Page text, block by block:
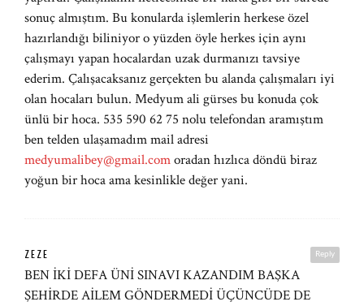
sonuç almıştım. Bu konularda işlemlerin herkese özel
hazırlandığı biliniyor o yüzden öyle herkes için aynı
çalışmayı yapan hocalardan uzak durmanızı tavsiye
ederim. Çalışacaksanız gerçekten bu alanda çalışmaları iyi
olan hocaları bulun. Medyum ali gürses bu konuda çok
ünlü bir hoca. 535 590 62 75 nolu telefondan aramıştım
ben telden ulaşamadım mail adresi
medyumalibey@gmail.comoradan hızlıca döndü biraz
yoğun bir hoca ama kesinlikle değer yani.
Reply
ZEZE
BEN İKİ DEFA ÜNİ SINAVI KAZANDIM BAŞKA
ŞEHİRDE AİLEM GÖNDERMEDİ ÜÇÜNCÜDE DE